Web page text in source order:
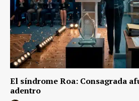
El síndrome Roa: Consagrada
adentro